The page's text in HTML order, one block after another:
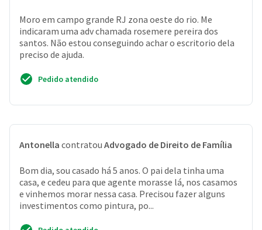
Moro em campo grande RJ zona oeste do rio. Me
indicaram uma adv chamada rosemere pereira dos
santos. Não estou conseguindo achar o escritorio dela
preciso de ajuda.
Pedido atendido
Antonella contratou Advogado de Direito de Família
Bom dia, sou casado há 5 anos. O pai dela tinha uma
casa, e cedeu para que agente morasse lá, nos casamos
e vinhemos morar nessa casa. Precisou fazer alguns
investimentos como pintura, po...